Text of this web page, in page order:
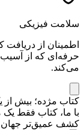
سلامت فیزیکی
اطمینان از
حرفه‌ای که از
می‌کند.
کتاب مژده؛ بیش
با ما، کتاب فقط
کشف عمیق‌تر جهان